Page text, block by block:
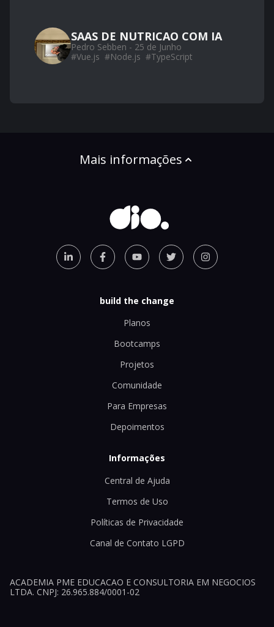
SAAS DE NUTRICAO COM IA
Pedro Sebben - 25 de Junho
#Vue.js #Node.js #TypeScript
Mais informações
build the change
Planos
Bootcamps
Projetos
Comunidade
Para Empresas
Depoimentos
Informações
Central de Ajuda
Termos de Uso
Políticas de Privacidade
Canal de Contato LGPD
ACADEMIA PME EDUCACAO E CONSULTORIA EM NEGOCIOS
LTDA. CNPJ: 26.965.884/0001-02